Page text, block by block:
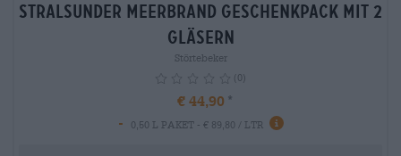
Stralsunder Meerbrand Geschenkpack mit 2
Gläsern
Störtebeker
(0)
€ 44,90
-
0,50 L PAKET - € 89,80 / LTR info